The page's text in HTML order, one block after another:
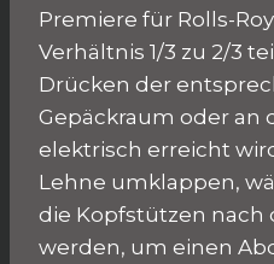
Premiere für Rolls-
Verhältnis 1/3 zu 2/3
Drücken der
Gepäckraum oder an
elektrisch erreicht
Lehne umklappen,
die Kopfstützen nach
werden, um einen